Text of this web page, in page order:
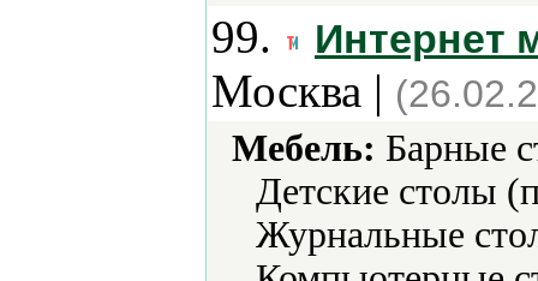
99. Интернет
Москва |
Мебель: Барные
Детские столы
Журнальные